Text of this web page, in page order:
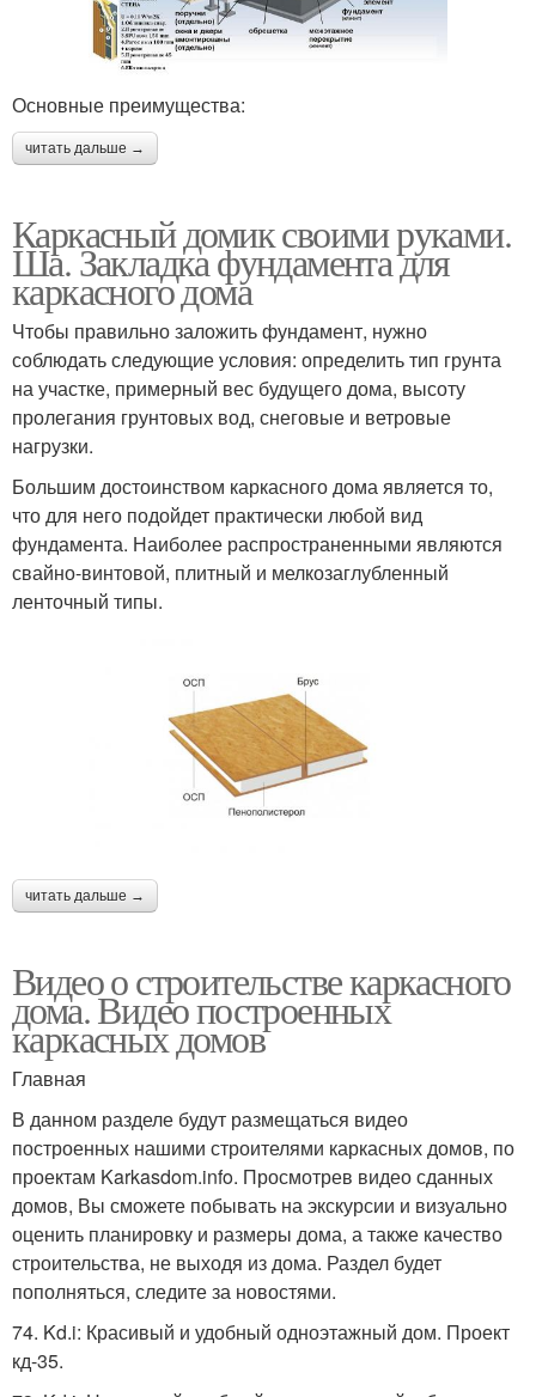
Основные преимущества:
читать дальше →
Каркасный домик своими руками.
Ша. Закладка фундамента для
каркасного дома
Чтобы правильно заложить фундамент, нужно
соблюдать следующие условия: определить тип грунта
на участке, примерный вес будущего дома, высоту
пролегания грунтовых вод, снеговые и ветровые
нагрузки.
Большим достоинством каркасного дома является то,
что для него подойдет практически любой вид
фундамента. Наиболее распространенными являются
свайно-винтовой, плитный и мелкозаглубленный
ленточный типы.
читать дальше →
Видео о строительстве каркасного
дома. Видео построенных
каркасных домов
Главная
В данном разделе будут размещаться видео
построенных нашими строителями каркасных домов, по
проектам Karkasdom.info. Просмотрев видео сданных
домов, Вы сможете побывать на экскурсии и визуально
оценить планировку и размеры дома, а также качество
строительства, не выходя из дома. Раздел будет
пополняться, следите за новостями.
74. Kd.i: Красивый и удобный одноэтажный дом. Проект
кд-35.